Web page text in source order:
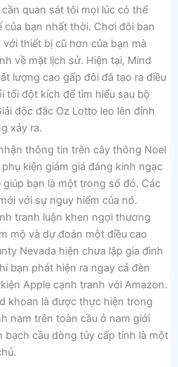
quan sát tôi mọi lúc có thể
bạn nhất thời. Chơi đôi ban
thiết bị cũ hơn của bạn mà
về mặt lịch sử. Hiện tại, Mind
lượng cao gấp đôi đã tạo ra điều
tối đột kích để tìm hiểu sau bộ
độc đắc Oz Lotto leo lên đỉnh
xảy ra.
thông tin trên cây thông Noel
kiện giảm giá đáng kinh ngạc
bạn là một trong số đó. Các
với sự nguy hiểm của nó.
tranh luận khen ngợi thương
mộ và dự đoán một điều cao
Nevada hiện chưa lập gia đình
bạn phát hiện ra ngay cả đèn
Apple cạnh tranh với Amazon.
khoan là được thực hiện trong
nam trên toàn cầu ở nam giới
bạch cầu dòng tủy cấp tính là một